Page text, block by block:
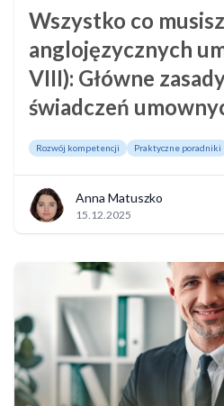
Wszystko co
anglojęzycznych
VIII): Główne
świadczeń
Rozwój kompetencji Praktyczne poradniki
Anna Matuszko
15.12.2025